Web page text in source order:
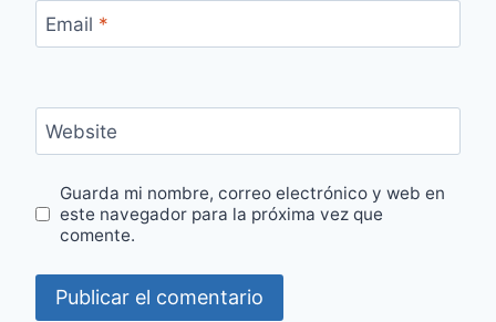
Email *
Website
Guarda mi nombre, correo electrónico y web en
este navegador para la próxima vez que
comente.